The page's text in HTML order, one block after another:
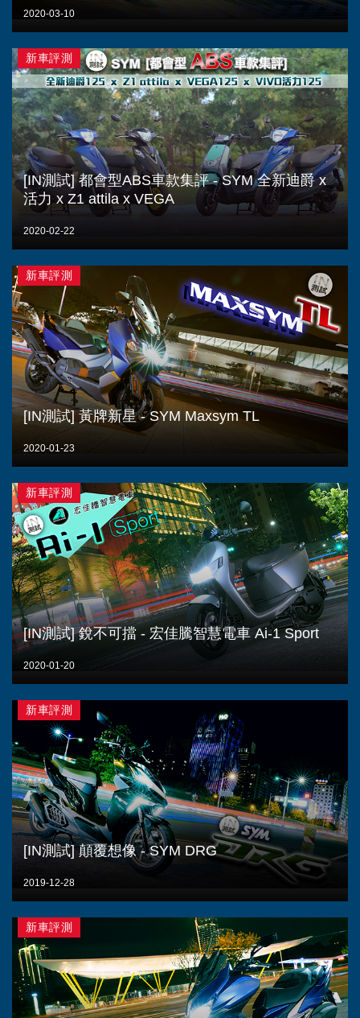
2020-03-10
新車評測
[IN測試] 都會型ABS車款集評 - SYM 全新迪爵 x
活力 x Z1 attila x VEGA
2020-02-22
新車評測
[IN測試] 黃牌新星 - SYM Maxsym TL
2020-01-23
新車評測
[IN測試] 銳不可擋 - 宏佳騰智慧電車 Ai-1 Sport
2020-01-20
新車評測
[IN測試] 顛覆想像 - SYM DRG
2019-12-28
新車評測